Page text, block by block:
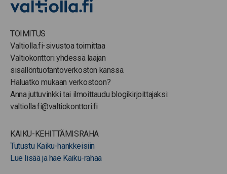
TOIMITUS
Valtiolla.fi-sivustoa toimittaa
Valtiokonttori yhdessä laajan
sisällöntuotantoverkoston kanssa.
Haluatko mukaan verkostoon?
Anna juttuvinkki tai ilmoittaudu blogikirjoittajaksi:
valtiolla.fi@valtiokonttori.fi
KAIKU-KEHITTÄMISRAHA
Tutustu Kaiku-hankkeisiin
Lue lisää ja hae Kaiku-rahaa